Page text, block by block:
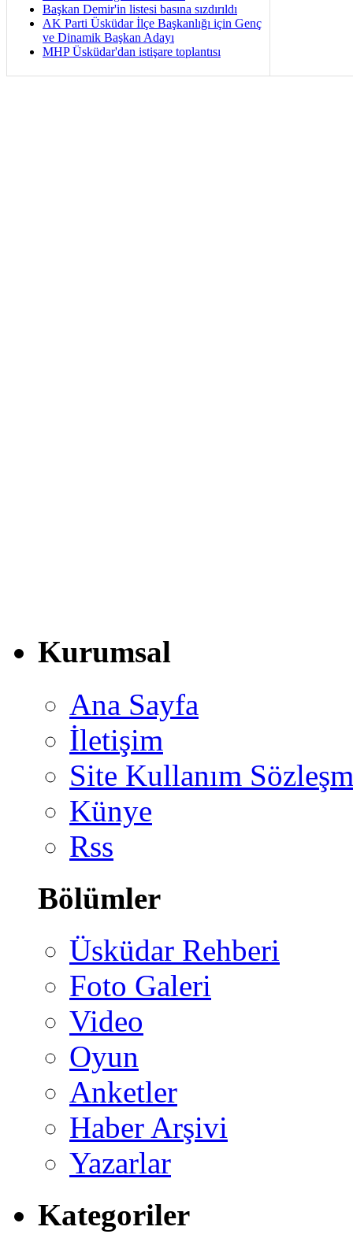
Başkan Demir'in listesi basına sızdırıldı
AK Parti Üsküdar İlçe Başkanlığı için Genç
ve Dinamik Başkan Adayı
MHP Üsküdar'dan istişare toplantısı
Kurumsal
Ana Sayfa
İletişim
Site Kullanım
Künye
Rss
Bölümler
Üsküdar Rehberi
Foto Galeri
Video
Oyun
Anketler
Haber Arşivi
Yazarlar
Kategoriler